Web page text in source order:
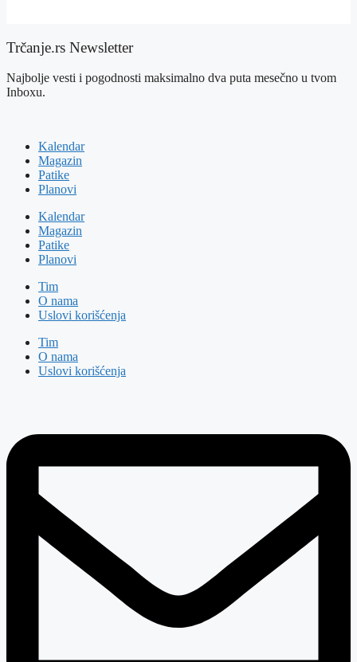
Trčanje.rs Newsletter
Najbolje vesti i pogodnosti maksimalno dva puta mesečno u tvom
Inboxu.
Kalendar
Magazin
Patike
Planovi
Kalendar
Magazin
Patike
Planovi
Tim
O nama
Uslovi korišćenja
Tim
O nama
Uslovi korišćenja